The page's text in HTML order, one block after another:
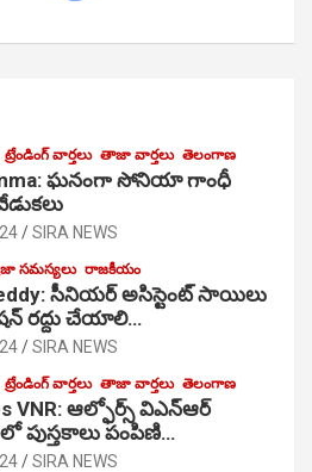
ట్రేండింగ్ వార్తలు తాజా వార్తలు తెలంగాణ
ఘ‌నంగా సోనియా గాంధీ
SIRA NEWS
సమస్యలు రాజకీయం
సీనియర్ అసిస్టెంట్ సాయిలు
రద్దు చేయాలి…
SIRA NEWS
ట్రేండింగ్ వార్తలు తాజా వార్తలు తెలంగాణ
VNR: ఆల్ఫోర్స్ విఎన్ఆర్
పుస్తకాలు పంపిణి…
SIRA NEWS